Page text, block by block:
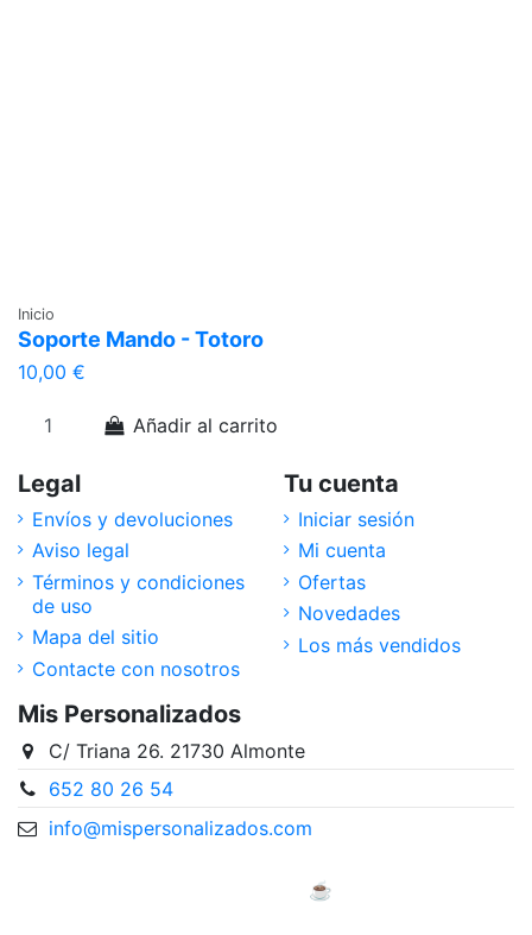
Inicio
Soporte Mando - Totoro
10,00 €
Añadir al carrito
Legal
Envíos y devoluciones
Aviso legal
Términos y condiciones
de uso
Mapa del sitio
Contacte con nosotros
Tu cuenta
Iniciar sesión
Mi cuenta
Ofertas
Novedades
Los más vendidos
Mis Personalizados
C/ Triana 26. 21730 Almonte
652 80 26 54
info@mispersonalizados.com
Desarrollada con mucho ♥️ y ☕ por Ewyt & Ploof